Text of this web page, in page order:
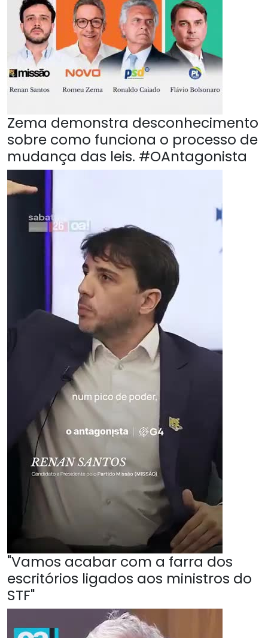
Zema demonstra desconhecimento
sobre como funciona o processo de
mudança das leis. #OAntagonista
"Vamos acabar com a farra dos
escritórios ligados aos ministros do
STF"